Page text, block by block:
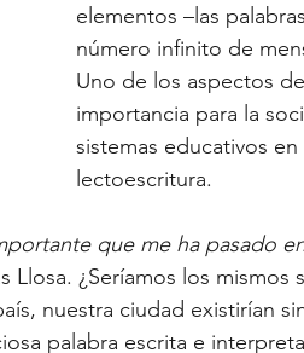
elementos –las
número infinito de
Uno de los aspectos
importancia para la
sistemas educativos
lectoescritura.
que me ha pasado
Llosa. ¿Seríamos los mismos
nuestra ciudad existirían
palabra escrita e